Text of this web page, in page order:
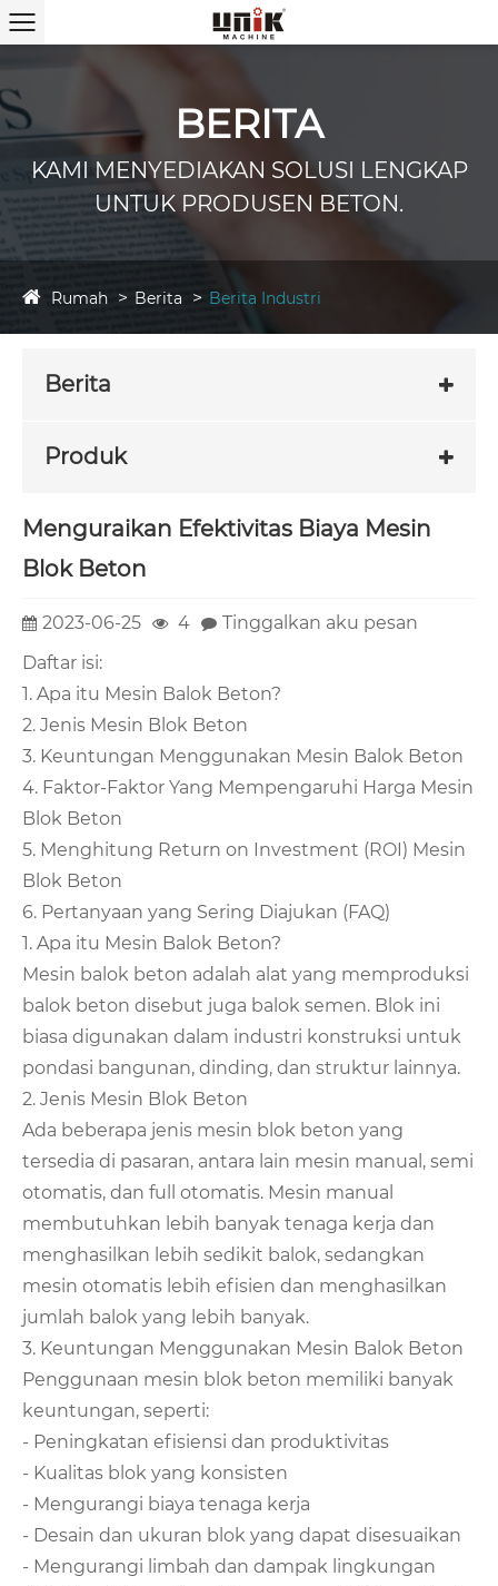
BERITA
KAMI MENYEDIAKAN SOLUSI LENGKAP
UNTUK PRODUSEN BETON.
Rumah Berita Berita Industri
Berita
Produk
Menguraikan Efektivitas Biaya Mesin
Blok Beton
2023-06-25 4
Tinggalkan aku pesan
Daftar isi:
1. Apa itu Mesin Balok Beton?
2. Jenis Mesin Blok Beton
3. Keuntungan Menggunakan Mesin Balok Beton
4. Faktor-Faktor Yang Mempengaruhi Harga Mesin
Blok Beton
5. Menghitung Return on Investment (ROI) Mesin
Blok Beton
6. Pertanyaan yang Sering Diajukan (FAQ)
1. Apa itu Mesin Balok Beton?
Mesin balok beton adalah alat yang memproduksi
balok beton disebut juga balok semen. Blok ini
biasa digunakan dalam industri konstruksi untuk
pondasi bangunan, dinding, dan struktur lainnya.
2. Jenis Mesin Blok Beton
Ada beberapa jenis mesin blok beton yang
tersedia di pasaran, antara lain mesin manual, semi
otomatis, dan full otomatis. Mesin manual
membutuhkan lebih banyak tenaga kerja dan
menghasilkan lebih sedikit balok, sedangkan
mesin otomatis lebih efisien dan menghasilkan
jumlah balok yang lebih banyak.
3. Keuntungan Menggunakan Mesin Balok Beton
Penggunaan mesin blok beton memiliki banyak
keuntungan, seperti:
- Peningkatan efisiensi dan produktivitas
- Kualitas blok yang konsisten
- Mengurangi biaya tenaga kerja
- Desain dan ukuran blok yang dapat disesuaikan
- Mengurangi limbah dan dampak lingkungan